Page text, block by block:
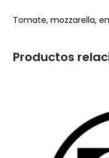
Tomate, mozzarella,
Productos